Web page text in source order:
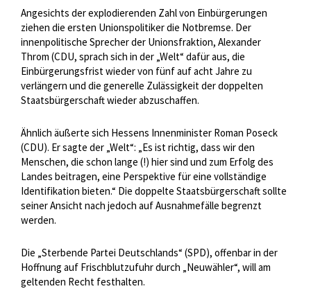
Angesichts der explodierenden Zahl von Einbürgerungen
ziehen die ersten Unionspolitiker die Notbremse. Der
innenpolitische Sprecher der Unionsfraktion, Alexander
Throm (CDU, sprach sich in der „Welt“ dafür aus, die
Einbürgerungsfrist wieder von fünf auf acht Jahre zu
verlängern und die generelle Zulässigkeit der doppelten
Staatsbürgerschaft wieder abzuschaffen.
Ähnlich äußerte sich Hessens Innenminister Roman Poseck
(CDU). Er sagte der „Welt“: „Es ist richtig, dass wir den
Menschen, die schon lange (!) hier sind und zum Erfolg des
Landes beitragen, eine Perspektive für eine vollständige
Identifikation bieten.“ Die doppelte Staatsbürgerschaft sollte
seiner Ansicht nach jedoch auf Ausnahmefälle begrenzt
werden.
Die „Sterbende Partei Deutschlands“ (SPD), offenbar in der
Hoffnung auf Frischblutzufuhr durch „Neuwähler“, will am
geltenden Recht festhalten.